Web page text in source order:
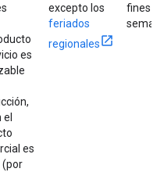
es
es
(por
excepto los
feriados
regionales
fines